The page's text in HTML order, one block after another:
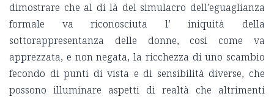
dimostrare che al di là del simulacro dell’eguaglianza
formale va riconosciuta l’ iniquità della
sottorappresentanza delle donne, così come va
apprezzata, e non negata, la ricchezza di uno scambio
fecondo di punti di vista e di sensibilità diverse, che
possono illuminare aspetti di realtà che altrimenti